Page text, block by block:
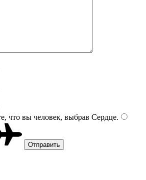
что вы человек, выбрав Сердце.